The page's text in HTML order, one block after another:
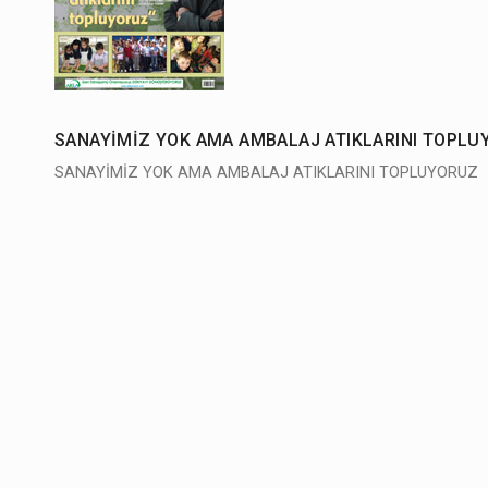
SANAYİMİZ YOK AMA AMBALAJ ATIKLARINI
SANAYİMİZ YOK AMA AMBALAJ ATIKLARINI TOPLUYORUZ